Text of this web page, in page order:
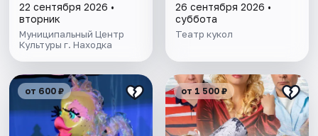
22 сентября 2026 •
вторник
Муниципальный Центр
Культуры г. Находка
26 сентября 2026 •
суббота
Театр кукол
от 600 ₽ от 1 500 ₽